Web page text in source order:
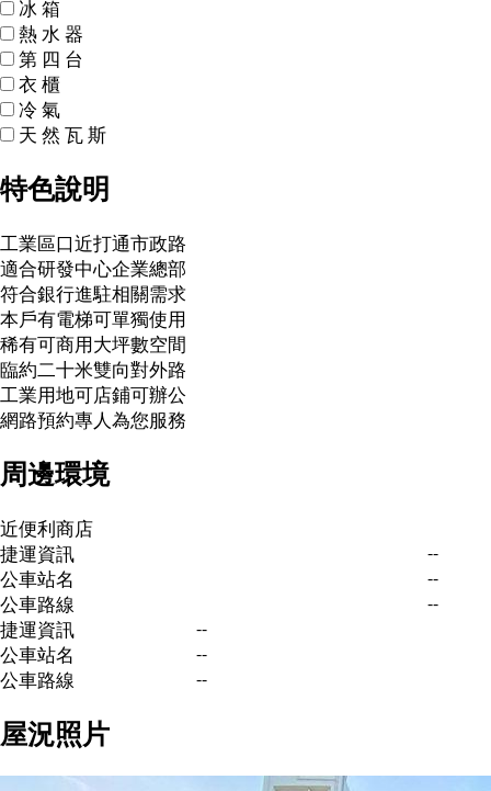
冰 箱
熱 水 器
第 四 台
衣 櫃
冷 氣
天 然 瓦 斯
特色說明
工業區口近打通市政路
適合研發中心企業總部
符合銀行進駐相關需求
本戶有電梯可單獨使用
稀有可商用大坪數空間
臨約二十米雙向對外路
工業用地可店鋪可辦公
網路預約專人為您服務
周邊環境
近便利商店
捷運資訊
--
公車站名
--
公車路線
--
捷運資訊
--
公車站名
--
公車路線
--
屋況照片